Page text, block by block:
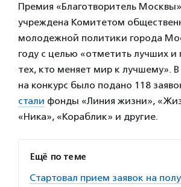
Премия «Благотворитель
учреждена Комитетом
молодежной политики города
году с целью «отметить лучших
тех, кто меняет мир к лучшему».
на конкурс было подано 118
стали фонды «Линия жизни»,
«Ника», «Кораблик» и другие.
Ещё по теме
Стартовал прием заявок на